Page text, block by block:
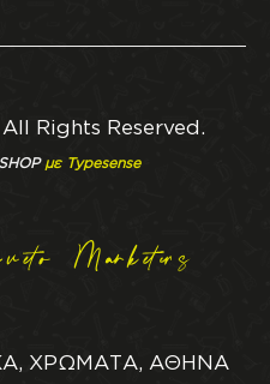
Rights Reserved.
με Typesense
ΧΡΩΜΑΤΑ, ΑΘΗΝΑ